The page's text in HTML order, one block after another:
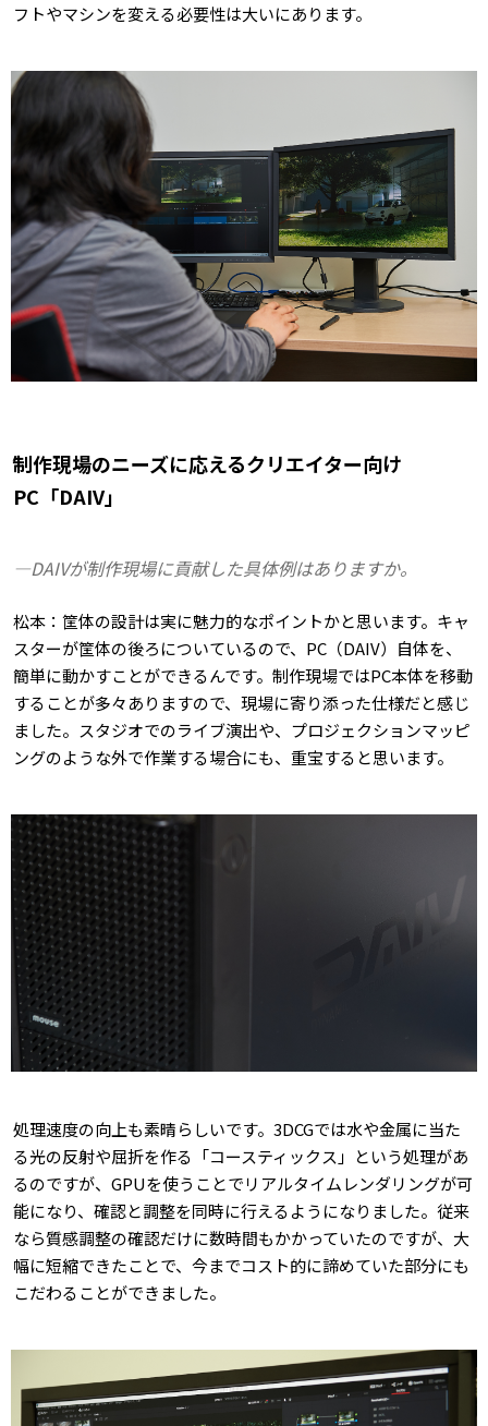
フトやマシンを変える必要性は大いにあります。
制作現場のニーズに応えるクリエイター向け
PC「DAIV」
―DAIVが制作現場に貢献した具体例はありますか。
松本：筐体の設計は実に魅力的なポイントかと思います。キャ
スターが筐体の後ろについているので、PC（DAIV）自体を、
簡単に動かすことができるんです。制作現場ではPC本体を移動
することが多々ありますので、現場に寄り添った仕様だと感じ
ました。スタジオでのライブ演出や、プロジェクションマッピ
ングのような外で作業する場合にも、重宝すると思います。
処理速度の向上も素晴らしいです。3DCGでは水や金属に当た
る光の反射や屈折を作る「コースティックス」という処理があ
るのですが、GPUを使うことでリアルタイムレンダリングが可
能になり、確認と調整を同時に行えるようになりました。従来
なら質感調整の確認だけに数時間もかかっていたのですが、大
幅に短縮できたことで、今までコスト的に諦めていた部分にも
こだわることができました。